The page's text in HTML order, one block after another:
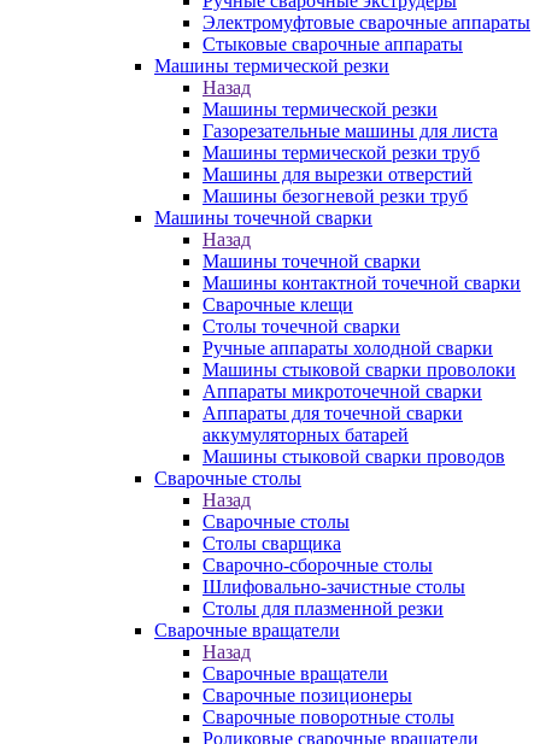
Электромуфтовые сварочные аппараты
Стыковые сварочные аппараты
Машины термической резки
Назад
Машины термической резки
Газорезательные машины для листа
Машины термической резки труб
Машины для вырезки отверстий
Машины безогневой резки труб
Машины точечной сварки
Назад
Машины точечной сварки
Машины контактной точечной сварки
Сварочные клещи
Столы точечной сварки
Ручные аппараты холодной сварки
Машины стыковой сварки проволоки
Аппараты микроточечной сварки
Аппараты для точечной сварки
аккумуляторных батарей
Машины стыковой сварки проводов
Сварочные столы
Назад
Сварочные столы
Столы сварщика
Сварочно-сборочные столы
Шлифовально-зачистные столы
Столы для плазменной резки
Сварочные вращатели
Назад
Сварочные вращатели
Сварочные позиционеры
Сварочные поворотные столы
Роликовые сварочные вращатели